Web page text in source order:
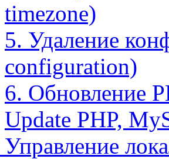
timezone)
5. Удаление
configuration)
6. Обновление
Update PHP,
Управление